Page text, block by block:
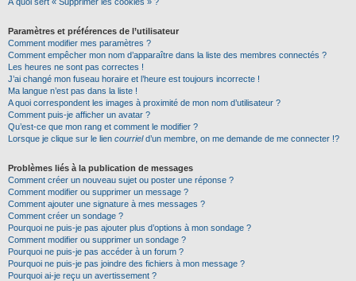
Paramètres et préférences de l’utilisateur
Comment modifier mes paramètres ?
Comment empêcher mon nom d’apparaître dans la liste des membres connectés ?
Les heures ne sont pas correctes !
J’ai changé mon fuseau horaire et l’heure est toujours incorrecte !
Ma langue n’est pas dans la liste !
A quoi correspondent les images à proximité de mon nom d’utilisateur ?
Comment puis-je afficher un avatar ?
Qu’est-ce que mon rang et comment le modifier ?
Lorsque je clique sur le lien courrield’un membre, on me demande de me connecter !?
Problèmes liés à la publication de messages
Comment créer un nouveau sujet ou poster une réponse ?
Comment modifier ou supprimer un message ?
Comment ajouter une signature à mes messages ?
Comment créer un sondage ?
Pourquoi ne puis-je pas ajouter plus d’options à mon sondage ?
Comment modifier ou supprimer un sondage ?
Pourquoi ne puis-je pas accéder à un forum ?
Pourquoi ne puis-je pas joindre des fichiers à mon message ?
Pourquoi ai-je reçu un avertissement ?